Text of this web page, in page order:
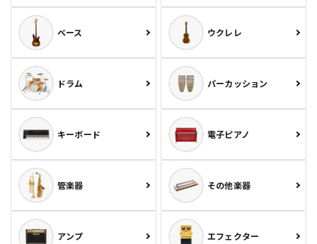
ベース ウクレレ
ドラム パーカッション
キーボード 電子ピアノ
管楽器 その他楽器
アンプ エフェクター